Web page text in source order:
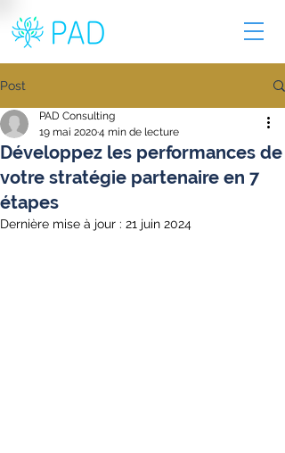
Post
Développez les performances de
votre stratégie partenaire en 7
étapes
PAD Consulting
19 mai 20204 min de lecture
Dernière mise à jour : 21 juin 2024